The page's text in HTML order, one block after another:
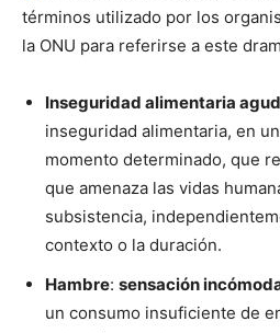
términos utilizado por los
la ONU para referirse a este
Inseguridad alimentaria
inseguridad alimentaria, en
momento determinado, que
que amenaza las vidas
subsistencia,
contexto o la duración.
Hambre: sensación
un consumo insuficiente de